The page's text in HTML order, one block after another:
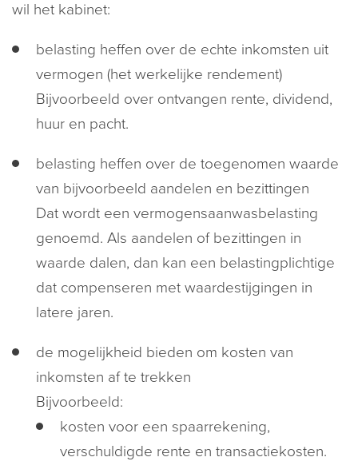
wil het kabinet:
belasting heffen over de echte inkomsten uit
vermogen (het werkelijke rendement)
Bijvoorbeeld over ontvangen rente, dividend,
huur en pacht.
belasting heffen over de toegenomen waarde
van bijvoorbeeld aandelen en bezittingen
Dat wordt een vermogensaanwasbelasting
genoemd. Als aandelen of bezittingen in
waarde dalen, dan kan een belastingplichtige
dat compenseren met waardestijgingen in
latere jaren.
de mogelijkheid bieden om kosten van
inkomsten af te trekken
Bijvoorbeeld:
kosten voor een spaarrekening,
verschuldigde rente en transactiekosten.